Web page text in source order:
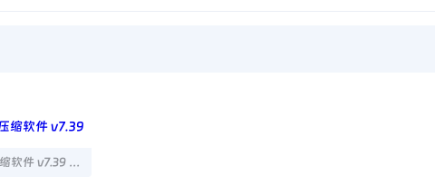
Bandizip解压缩软件 v7.39 专业版